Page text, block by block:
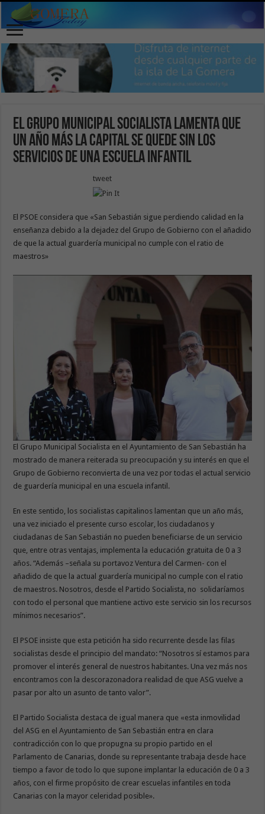
El Grupo Municipal Socialista lamenta que
un año más la capital se quede sin los
servicios de una Escuela Infantil
tweet
El PSOE considera que «San Sebastián sigue perdiendo calidad en la
enseñanza debido a la dejadez del Grupo de Gobierno con el añadido
de que la actual guardería municipal no cumple con el ratio de
maestros»
El Grupo Municipal Socialista en el Ayuntamiento de San Sebastián ha
mostrado de manera reiterada su preocupación y su interés en que el
Grupo de Gobierno reconvierta de una vez por todas el actual servicio
de guardería municipal en una escuela infantil.
En este sentido, los socialistas capitalinos lamentan que un año más,
una vez iniciado el presente curso escolar, los ciudadanos y
ciudadanas de San Sebastián no pueden beneficiarse de un servicio
que, entre otras ventajas, implementa la educación gratuita de 0 a 3
años. “Además –señala su portavoz Ventura del Carmen- con el
añadido de que la actual guardería municipal no cumple con el ratio
de maestros. Nosotros, desde el Partido Socialista, no solidaríamos
con todo el personal que mantiene activo este servicio sin los recursos
mínimos necesarios”.
El PSOE insiste que esta petición ha sido recurrente desde las filas
socialistas desde el principio del mandato: “Nosotros sí estamos para
promover el interés general de nuestros habitantes. Una vez más nos
encontramos con la descorazonadora realidad de que ASG vuelve a
pasar por alto un asunto de tanto valor”.
El Partido Socialista destaca de igual manera que «esta inmovilidad
del ASG en el Ayuntamiento de San Sebastián entra en clara
contradicción con lo que propugna su propio partido en el
Parlamento de Canarias, donde su representante trabaja desde hace
tiempo a favor de todo lo que supone implantar la educación de 0 a 3
años, con el firme propósito de crear escuelas infantiles en toda
Canarias con la mayor celeridad posible».